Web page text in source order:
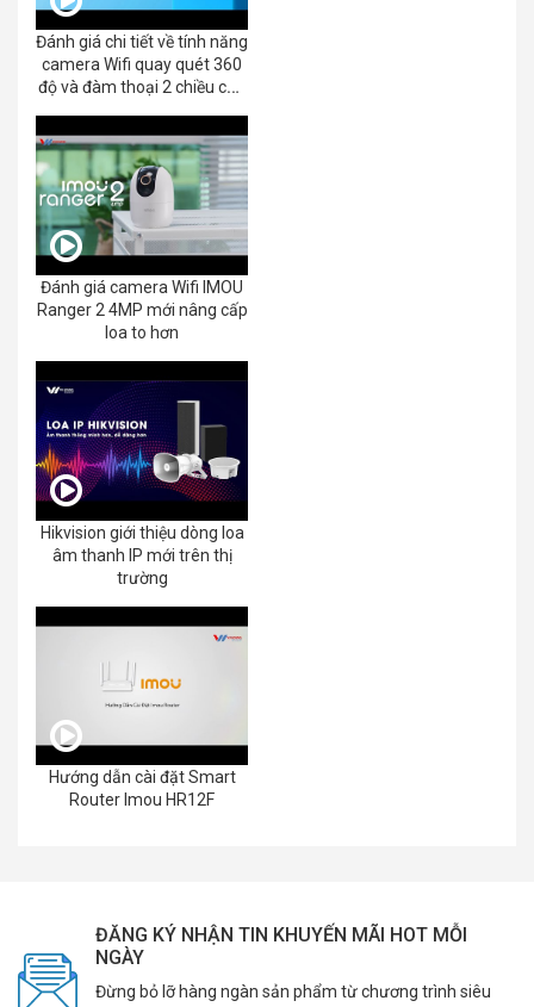
Đánh giá chi tiết về tính năng
camera Wifi quay quét 360
độ và đàm thoại 2 chiều của
Đánh giá camera Wifi IMOU
Ranger 2 4MP mới nâng cấp
loa to hơn
Hikvision giới thiệu dòng loa
âm thanh IP mới trên thị
trường
Hướng dẫn cài đặt Smart
Router Imou HR12F
ĐĂNG KÝ NHẬN TIN KHUYẾN MÃI HOT MỖI
NGÀY
Đừng bỏ lỡ hàng ngàn sản phẩm từ chương trình siêu